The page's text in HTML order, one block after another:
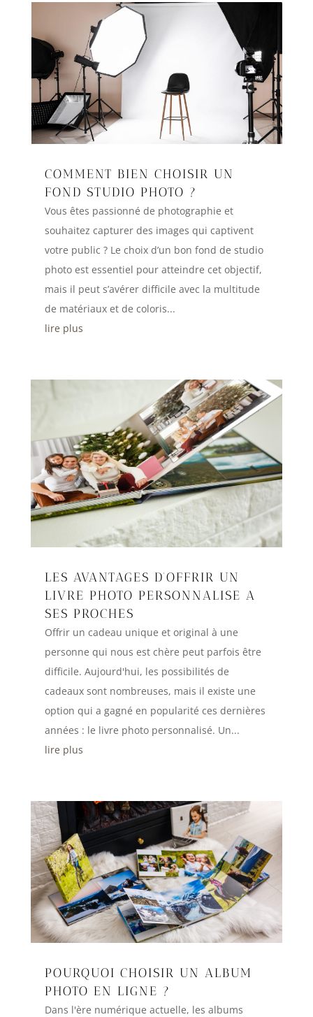
COMMENT BIEN CHOISIR UN
FOND STUDIO PHOTO ?
Vous êtes passionné de photographie et
souhaitez capturer des images qui captivent
votre public ? Le choix d’un bon fond de studio
photo est essentiel pour atteindre cet objectif,
mais il peut s’avérer difficile avec la multitude
de matériaux et de coloris...
lire plus
LES AVANTAGES D’OFFRIR UN
LIVRE PHOTO PERSONNALISE A
SES PROCHES
Offrir un cadeau unique et original à une
personne qui nous est chère peut parfois être
difficile. Aujourd'hui, les possibilités de
cadeaux sont nombreuses, mais il existe une
option qui a gagné en popularité ces dernières
années : le livre photo personnalisé. Un...
lire plus
POURQUOI CHOISIR UN ALBUM
PHOTO EN LIGNE ?
Dans l'ère numérique actuelle, les albums